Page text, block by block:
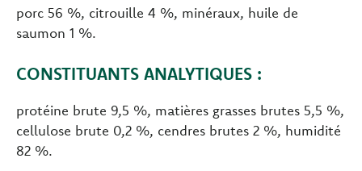
porc 56 %, citrouille 4 %, minéraux, huile de
saumon 1 %.
CONSTITUANTS ANALYTIQUES :
protéine brute 9,5 %, matières grasses brutes 5,5 %,
cellulose brute 0,2 %, cendres brutes 2 %, humidité
82 %.